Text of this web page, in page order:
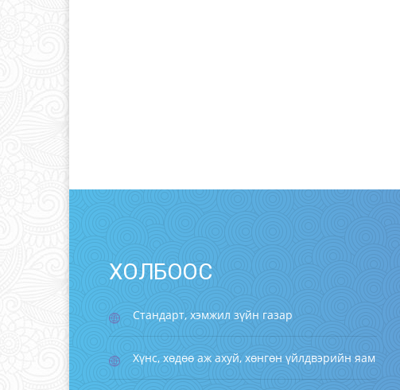
ХОЛБООС
Стандарт, хэмжил зүйн газар
Хүнс, хөдөө аж ахуй, хөнгөн үйлдвэрийн яам